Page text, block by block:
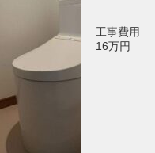
工事費用
16万円